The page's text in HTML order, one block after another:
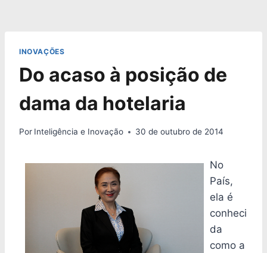
INOVAÇÕES
Do acaso à posição de
dama da hotelaria
Por Inteligência e Inovação 30 de outubro de 2014
No
País,
ela é
conheci
da
como a